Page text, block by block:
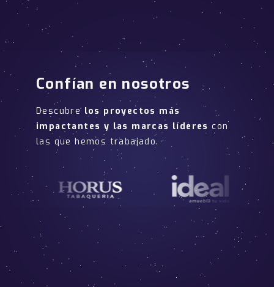
Confían en nosotros
Descubre los proyectos más
impactantes y las marcas líderes con
las que hemos trabajado.